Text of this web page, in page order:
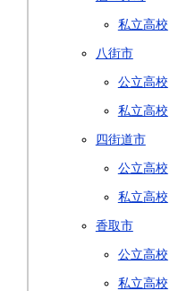
私立高校
八街市
公立高校
私立高校
四街道市
公立高校
私立高校
香取市
公立高校
私立高校